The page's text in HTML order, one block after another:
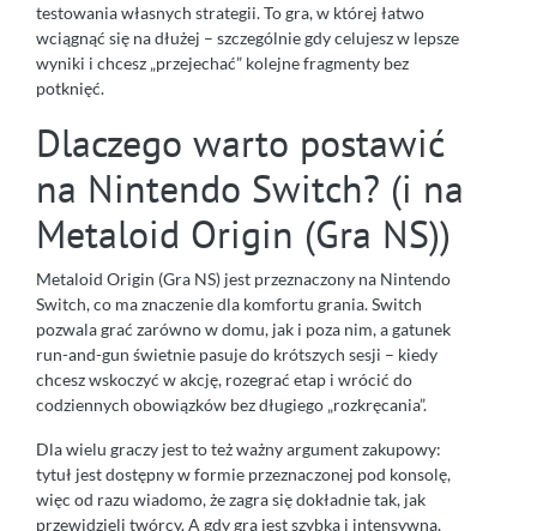
testowania własnych strategii. To gra, w której łatwo
wciągnąć się na dłużej – szczególnie gdy celujesz w lepsze
wyniki i chcesz „przejechać” kolejne fragmenty bez
potknięć.
Dlaczego warto postawić
na Nintendo Switch? (i na
Metaloid Origin (Gra NS))
Metaloid Origin (Gra NS) jest przeznaczony na Nintendo
Switch, co ma znaczenie dla komfortu grania. Switch
pozwala grać zarówno w domu, jak i poza nim, a gatunek
run-and-gun świetnie pasuje do krótszych sesji – kiedy
chcesz wskoczyć w akcję, rozegrać etap i wrócić do
codziennych obowiązków bez długiego „rozkręcania”.
Dla wielu graczy jest to też ważny argument zakupowy:
tytuł jest dostępny w formie przeznaczonej pod konsolę,
więc od razu wiadomo, że zagra się dokładnie tak, jak
przewidzieli twórcy. A gdy gra jest szybka i intensywna,